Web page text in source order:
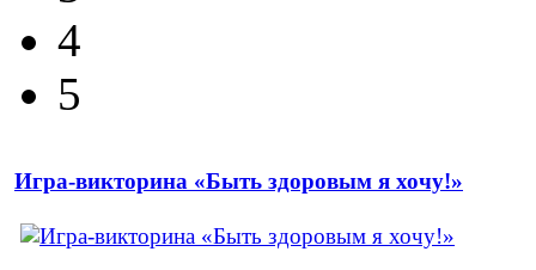
4
5
Игра-викторина «Быть здоровым я хочу!»